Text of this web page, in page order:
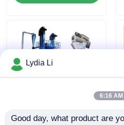
Kontakt
Referenzen
Holzpellet-Mühle
High Efficiency Feed
Lydia Li
6:16 AM
Good day, what product are